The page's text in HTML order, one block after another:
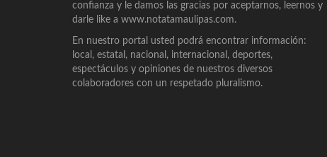
confianza y le damos las gracias por aceptarnos, leernos y
darle like a www.notatamaulipas.com.
En nuestro portal usted podrá encontrar información:
local, estatal, nacional, internacional, deportes,
espectáculos y opiniones de nuestros diversos
colaboradores con un respetado pluralismo.